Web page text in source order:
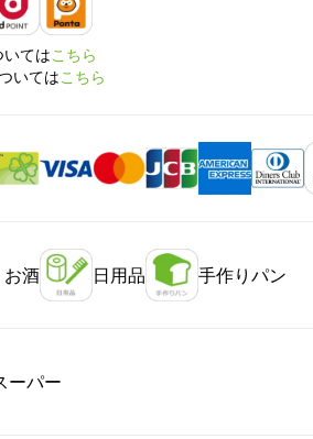
いてはこちら
いてはこちら
酒 日用品 手作りパン
ーパー